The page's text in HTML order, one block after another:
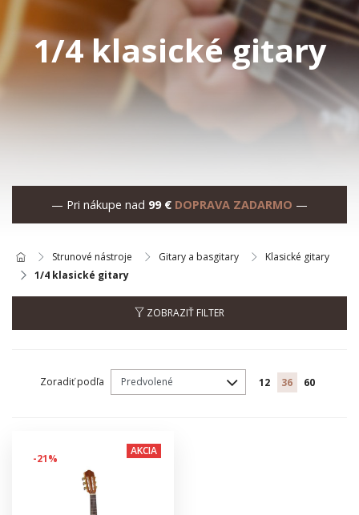
1/4 klasické gitary
— Pri nákupe nad 99 € DOPRAVA ZADARMO —
Strunové nástroje Gitary a basgitary
Klasické gitary
1/4 klasické gitary
ZOBRAZIŤ FILTER
Zoradiť podľa 12 36 60
-21%
AKCIA